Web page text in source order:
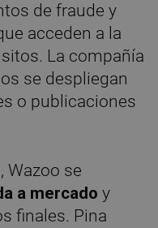
de fraude y
acceden a la
La compañía
se despliegan
o publicaciones
Wazoo se
a mercado y
finales. Pina